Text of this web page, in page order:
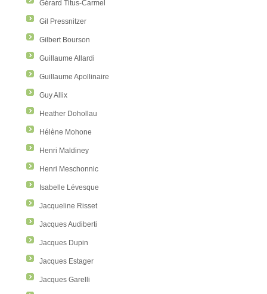
Gérard Titus-Carmel
Gil Pressnitzer
Gilbert Bourson
Guillaume Allardi
Guillaume Apollinaire
Guy Allix
Heather Dohollau
Hélène Mohone
Henri Maldiney
Henri Meschonnic
Isabelle Lévesque
Jacqueline Risset
Jacques Audiberti
Jacques Dupin
Jacques Estager
Jacques Garelli